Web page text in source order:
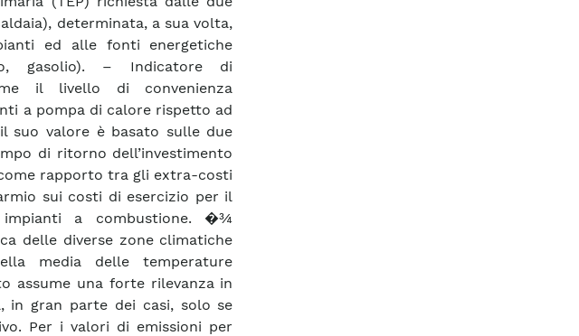
determinata, a sua volta,
ed alle fonti energetiche
gasolio). – Indicatore di
il livello di convenienza
a pompa di calore rispetto ad
suo valore è basato sulle due
di ritorno dell’investimento
rapporto tra gli extra-costi
sui costi di esercizio per il
impianti a combustione. �¾
delle diverse zone climatiche
media delle temperature
assume una forte rilevanza in
in gran parte dei casi, solo se
Per i valori di emissioni per